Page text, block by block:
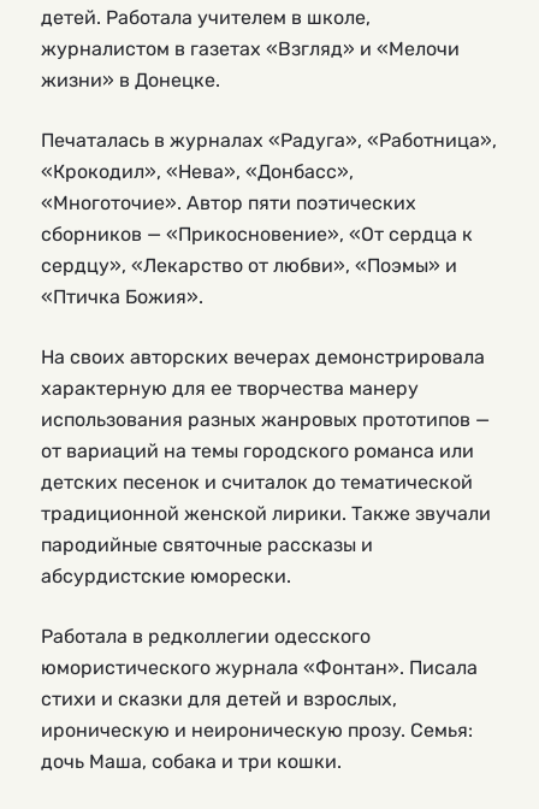
детей. Работала учителем в школе,
журналистом в газетах «Взгляд» и «Мелочи
жизни» в Донецке.
Печаталась в журналах «Радуга», «Работница»,
«Крокодил», «Нева», «Донбасс»,
«Многоточие». Автор пяти поэтических
сборников — «Прикосновение», «От сердца к
сердцу», «Лекарство от любви», «Поэмы» и
«Птичка Божия».
На своих авторских вечерах демонстрировала
характерную для ее творчества манеру
использования разных жанровых прототипов —
от вариаций на темы городского романса или
детских песенок и считалок до тематической
традиционной женской лирики. Также звучали
пародийные святочные рассказы и
абсурдистские юморески.
Работала в редколлегии одесского
юмористического журнала «Фонтан». Писала
стихи и сказки для детей и взрослых,
ироническую и неироническую прозу. Семья:
дочь Маша, собака и три кошки.